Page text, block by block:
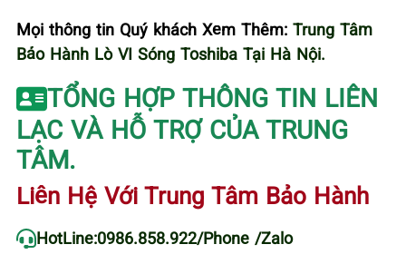
Mọi thông tin Quý khách Xem Thêm: Trung Tâm
Bảo Hành Lò VI Sóng Toshiba Tại Hà Nội.
TỔNG HỢP THÔNG TIN LIÊN
LẠC VÀ HỖ TRỢ CỦA TRUNG
TÂM.
Liên Hệ Với Trung Tâm Bảo Hành
HotLine:0986.858.922/Phone /Zalo